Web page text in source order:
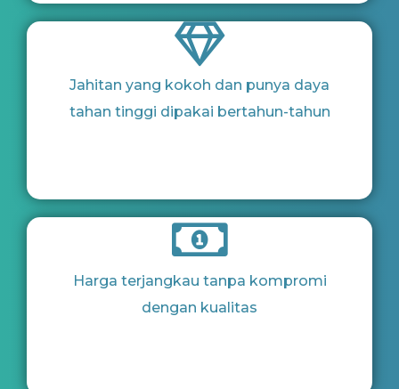
Jahitan yang kokoh dan punya daya
tahan tinggi dipakai bertahun-tahun
Harga terjangkau tanpa kompromi
dengan kualitas